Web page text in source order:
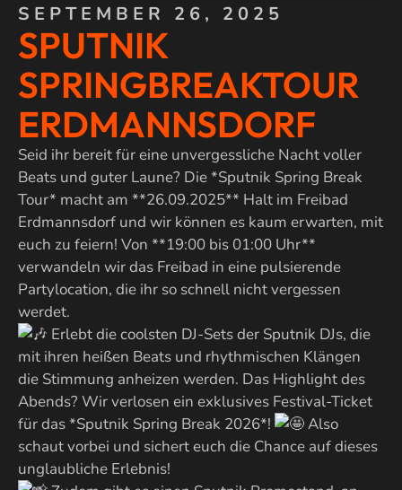
SEPTEMBER 26, 2025
SPUTNIK
SPRINGBREAKTOUR
ERDMANNSDORF
Seid ihr bereit für eine unvergessliche Nacht voller
Beats und guter Laune? Die *Sputnik Spring Break
Tour* macht am **26.09.2025** Halt im Freibad
Erdmannsdorf und wir können es kaum erwarten, mit
euch zu feiern! Von **19:00 bis 01:00 Uhr**
verwandeln wir das Freibad in eine pulsierende
Partylocation, die ihr so schnell nicht vergessen
werdet.
Erlebt die coolsten DJ-Sets der Sputnik DJs, die
mit ihren heißen Beats und rhythmischen Klängen
die Stimmung anheizen werden. Das Highlight des
Abends? Wir verlosen ein exklusives Festival-Ticket
für das *Sputnik Spring Break 2026*!
Also
schaut vorbei und sichert euch die Chance auf dieses
unglaubliche Erlebnis!